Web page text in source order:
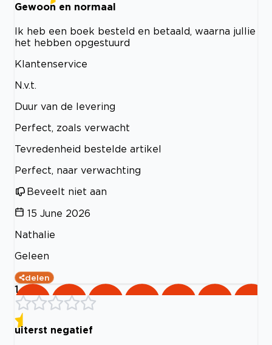
Gewoon en normaal
Ik heb een boek besteld en betaald, waarna jullie
het hebben opgestuurd
Klantenservice
N.v.t.
Duur van de levering
Perfect, zoals verwacht
Tevredenheid bestelde artikel
Perfect, naar verwachting
Beveelt niet aan
15 June 2026
Nathalie
Geleen
delen
1
uiterst negatief